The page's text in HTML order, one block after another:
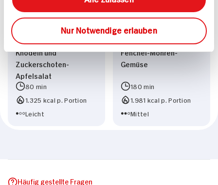
Nur Notwendige erlauben
Hirschrücken an
Maronensauce mit
Knödeln und
Zuckerschoten-
Apfelsalat
80 min
1.325 kcal p. Portion
Leicht
Hirschbraten mit
Fenchel-Möhren-
Gemüse
180 min
1.981 kcal p. Portion
Mittel
Häufig gestellte Fragen